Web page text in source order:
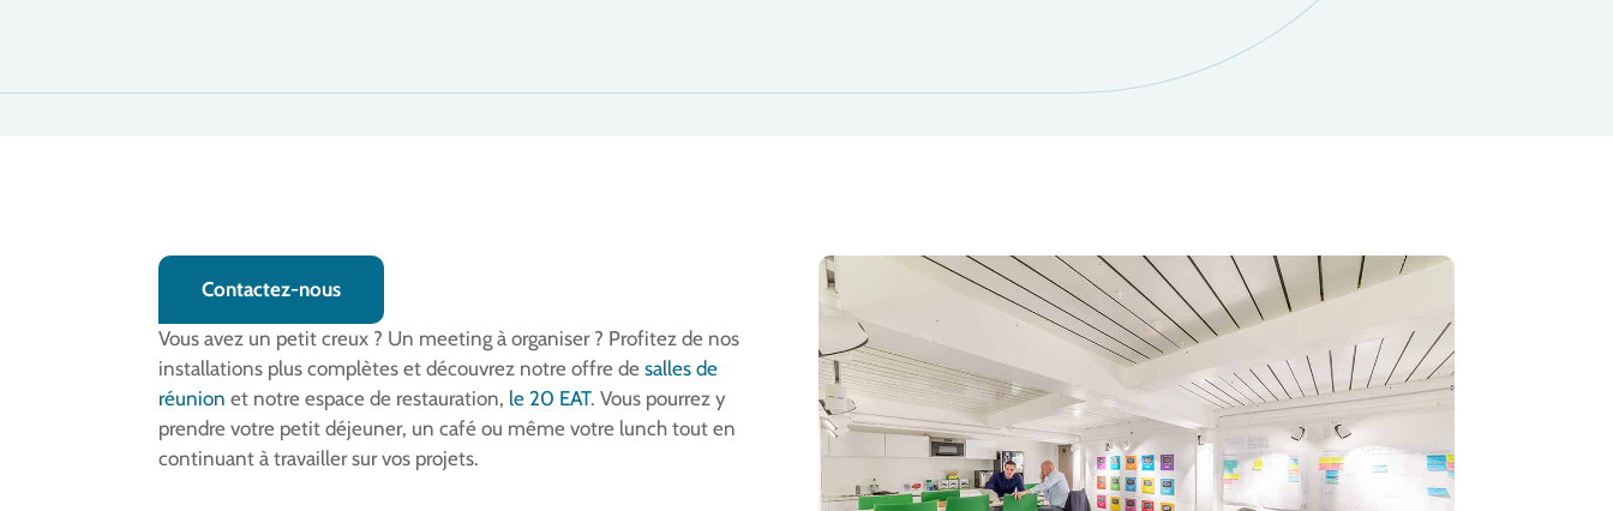
Contactez-nous
Vous avez un petit creux ? Un meeting à organiser ? Profitez de nos
installations plus complètes et découvrez notre offre de salles de
réunion et notre espace de restauration, le 20 EAT. Vous pourrez y
prendre votre petit déjeuner, un café ou même votre lunch tout en
continuant à travailler sur vos projets.